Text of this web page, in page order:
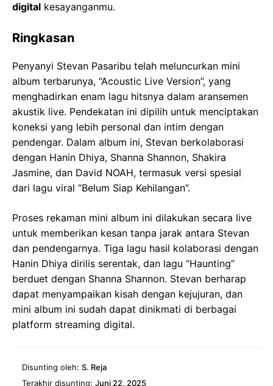
digital kesayanganmu.
Ringkasan
Penyanyi Stevan Pasaribu telah meluncurkan mini
album terbarunya, “Acoustic Live Version”, yang
menghadirkan enam lagu hitsnya dalam aransemen
akustik live. Pendekatan ini dipilih untuk menciptakan
koneksi yang lebih personal dan intim dengan
pendengar. Dalam album ini, Stevan berkolaborasi
dengan Hanin Dhiya, Shanna Shannon, Shakira
Jasmine, dan David NOAH, termasuk versi spesial
dari lagu viral “Belum Siap Kehilangan”.
Proses rekaman mini album ini dilakukan secara live
untuk memberikan kesan tanpa jarak antara Stevan
dan pendengarnya. Tiga lagu hasil kolaborasi dengan
Hanin Dhiya dirilis serentak, dan lagu “Haunting”
berduet dengan Shanna Shannon. Stevan berharap
dapat menyampaikan kisah dengan kejujuran, dan
mini album ini sudah dapat dinikmati di berbagai
platform streaming digital.
Disunting oleh: S. Reja
Terakhir disunting: Juni 22, 2025